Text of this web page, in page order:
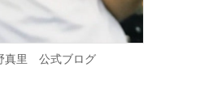
真里 公式ブログ